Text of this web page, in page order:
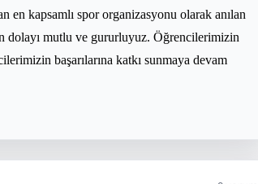
en kapsamlı spor organizasyonu olarak anılan
dolayı mutlu ve gururluyuz. Öğrencilerimizin
başarılarına katkı sunmaya devam